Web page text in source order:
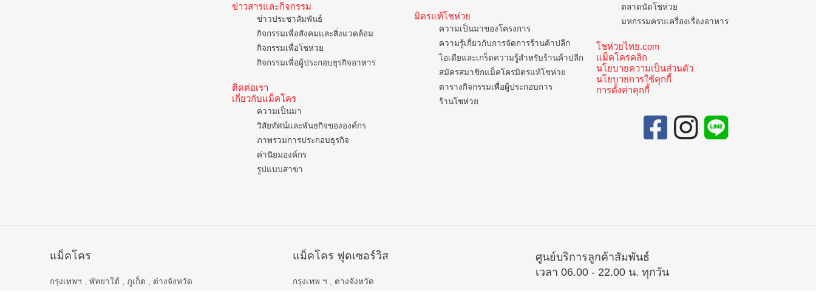
ข่าวสารและกิจกรรม
ข่าวประชาสัมพันธ์
กิจกรรมเพื่อสังคมและสิ่งแวดล้อม
กิจกรรมเพื่อโชห่วย
กิจกรรมเพื่อผู้ประกอบธุรกิจอาหาร
ติดต่อเรา
เกี่ยวกับแม็คโคร
ความเป็นมา
วิสัยทัศน์และพันธกิจขององค์กร
ภาพรวมการประกอบธุรกิจ
ค่านิยมองค์กร
รูปแบบสาขา
มิตรแท้โชห่วย
ความเป็นมาของโครงการ
ความรู้เกี่ยวกับการจัดการร้านค้าปลีก
ไอเดียและเกร็ดความรู้สำหรับร้านค้าปลีก
สมัครสมาชิกแม็คโครมิตรแท้โชห่วย
ตารางกิจกรรมเพื่อผู้ประกอบการ
ร้านโชห่วย
ตลาดนัดโชห่วย
มหกรรมครบเครื่องเรื่องอาหาร
โชห่วยไทย.com
แม็คโครคลิก
นโยบายความเป็นส่วนตัว
นโยบายการใช้คุกกี้
การตั้งค่าคุกกี้
แม็คโคร
กรุงเทพฯ , พัทยาใต้ , ภูเก็ต , ต่างจังหวัด
แม็คโคร ฟูดเซอร์วิส
กรุงเทพ ฯ , ต่างจังหวัด
ศูนย์บริการลูกค้าสัมพันธ์
เวลา 06.00 - 22.00 น. ทุกวัน